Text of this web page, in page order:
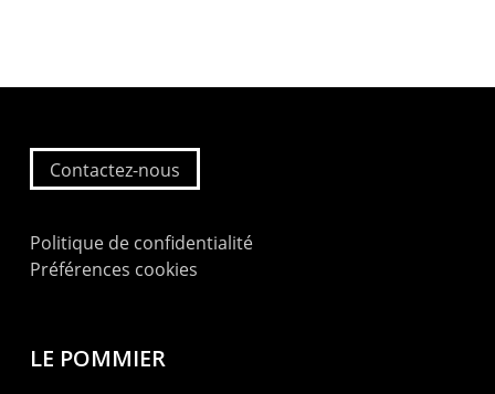
Contactez-nous
Politique de confidentialité
Préférences cookies
LE POMMIER